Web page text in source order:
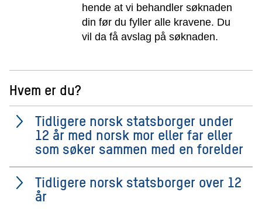
hende at vi behandler søknaden
din før du fyller alle kravene. Du
vil da få avslag på søknaden.
Hvem er du?
Tidligere norsk statsborger under
12 år med norsk mor eller far eller
som søker sammen med en forelder
Tidligere norsk statsborger over 12
år